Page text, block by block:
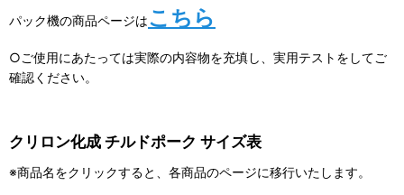
パック機の商品ページはこちら
○ご使用にあたっては実際の内容物を充填し、実用テストをしてご
確認ください。
クリロン化成 チルドポーク サイズ表
※商品名をクリックすると、各商品のページに移行いたします。